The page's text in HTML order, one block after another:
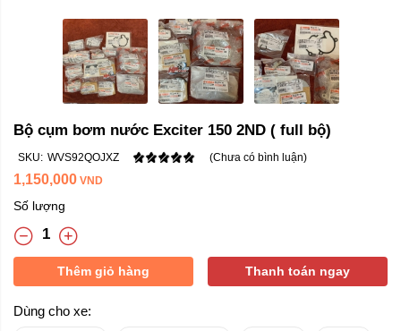
Bộ cụm bơm nước Exciter 150 2ND ( full bộ)
SKU: WVS92QOJXZ (Chưa có bình luận)
1,150,000 VND
Số lượng
Thêm giỏ hàng Thanh toán ngay
Dùng cho xe: